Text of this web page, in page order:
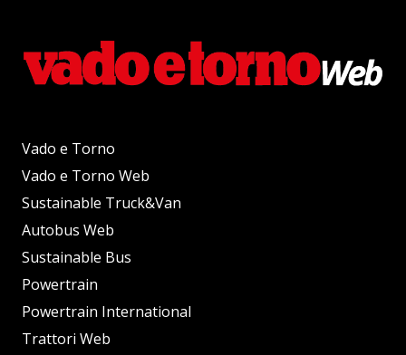
Vado e Torno
Vado e Torno Web
Sustainable Truck&Van
Autobus Web
Sustainable Bus
Powertrain
Powertrain International
Trattori Web